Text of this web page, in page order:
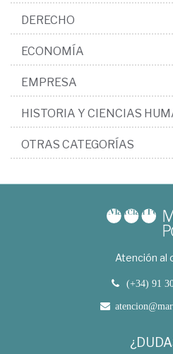
DERECHO
ECONOMÍA
EMPRESA
HISTORIA Y CIENCIAS
OTRAS CATEGORÍAS
Atención al
(+34) 91